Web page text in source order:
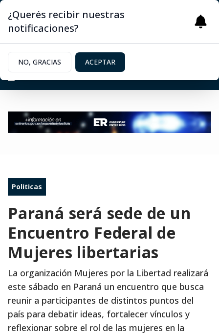
Politicas
Paraná será sede de un
Encuentro Federal de
Mujeres libertarias
La organización Mujeres por la Libertad realizará
este sábado en Paraná un encuentro que busca
reunir a participantes de distintos puntos del
país para debatir ideas, fortalecer vínculos y
reflexionar sobre el rol de las mujeres en la
¿Querés recibir nuestras
notificaciones?
NO, GRACIAS ACEPTAR